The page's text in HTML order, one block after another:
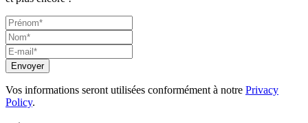
Envoyer
Vos informations seront utilisées conformément à notre Privacy
Policy.